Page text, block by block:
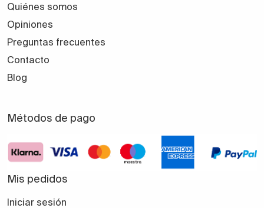
Quiénes somos
Opiniones
Preguntas frecuentes
Contacto
Blog
Métodos de pago
Mis pedidos
Iniciar sesión